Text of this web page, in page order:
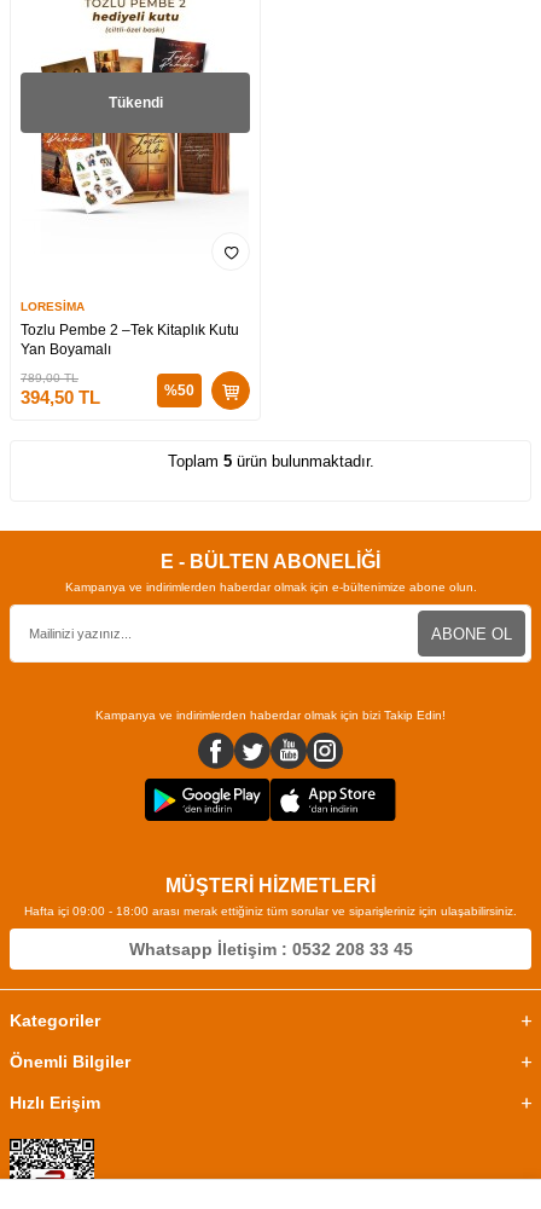
Tükendi
LORESİMA
Tozlu Pembe 2 –Tek Kitaplık Kutu
Yan Boyamalı
789,00TL
394,50 TL %50
Toplam 5ürün bulunmaktadır.
E - BÜLTEN ABONELİĞİ
Kampanya ve indirimlerden haberdar olmak için e-bültenimize abone olun.
ABONE OL
Kampanya ve indirimlerden haberdar olmak için bizi Takip Edin!
MÜŞTERİ HİZMETLERİ
Hafta içi 09:00 - 18:00 arası merak ettiğiniz tüm sorular ve siparişleriniz için ulaşabilirsiniz.
Whatsapp İletişim : 0532 208 33 45
Kategoriler
Önemli Bilgiler
Hızlı Erişim